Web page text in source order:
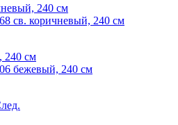
св. коричневый, 240 см
бежевый, 240 см